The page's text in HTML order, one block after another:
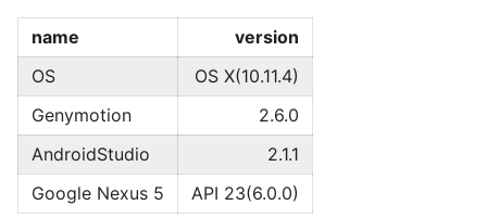
name
version
OS
OS X(10.11.4)
Genymotion
2.6.0
AndroidStudio
2.1.1
Google Nexus 5
API 23(6.0.0)